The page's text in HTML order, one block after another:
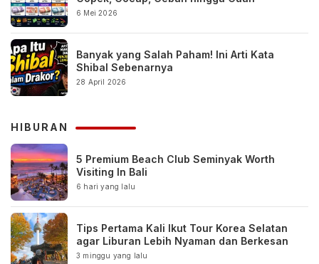
6 Mei 2026
Banyak yang Salah Paham! Ini Arti Kata
Shibal Sebenarnya
28 April 2026
HIBURAN
5 Premium Beach Club Seminyak Worth
Visiting In Bali
6 hari yang lalu
Tips Pertama Kali Ikut Tour Korea Selatan
agar Liburan Lebih Nyaman dan Berkesan
3 minggu yang lalu